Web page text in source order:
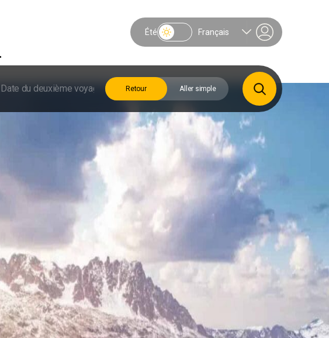
Été Français
Retour Aller simple